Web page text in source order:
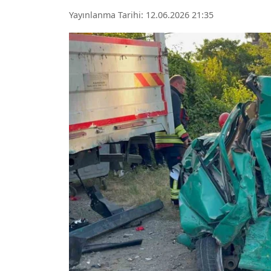
Yayınlanma Tarihi: 12.06.2026 21:35